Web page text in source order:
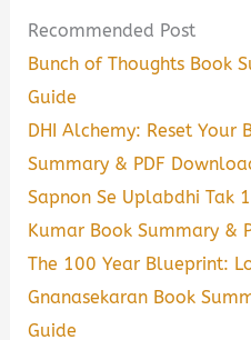
Recommended Post
Bunch of Thoughts Book
Guide
DHI Alchemy: Reset Your
Summary & PDF
Sapnon Se Uplabdhi Tak
Kumar Book Summary &
The 100 Year Blueprint:
Gnanasekaran Book
Guide